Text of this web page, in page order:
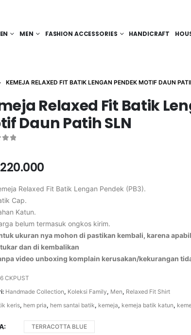
MEN FASHION ACCESSORIES HANDICRAFT
KEMEJA RELAXED FIT BATIK LENGAN PENDEK MOTIF DAUN
Relaxed Fit Batik
Daun Patih SLN
Relaxed Fit Batik Lengan Pendek (PB3).
Cap.
Katun.
belum termasuk ongkos kirim.
ukuran nya mohon di pastikan kembali, karena
dan di kembalikan
video unboxing komplain kerusakan/kekurangan
CKPUST
Handmade Collection, Koleksi Family, Men, Relaxed Fit Shirt
keris, hem pria, hem santai batik, kemeja, kemeja batik katun,
TERRACOTTA BLUE